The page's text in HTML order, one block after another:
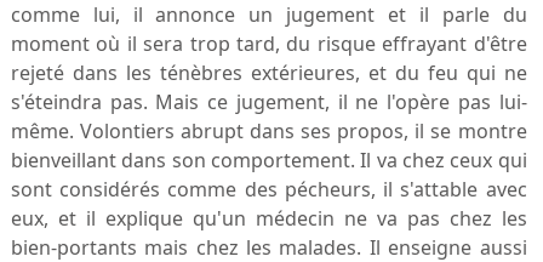
comme lui, il annonce un jugement et il parle du
moment où il sera trop tard, du risque effrayant d'être
rejeté dans les ténèbres extérieures, et du feu qui ne
s'éteindra pas. Mais ce jugement, il ne l'opère pas lui-
même. Volontiers abrupt dans ses propos, il se montre
bienveillant dans son comportement. Il va chez ceux qui
sont considérés comme des pécheurs, il s'attable avec
eux, et il explique qu'un médecin ne va pas chez les
bien-portants mais chez les malades. Il enseigne aussi